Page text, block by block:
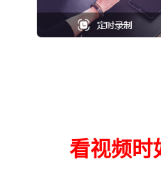
看视频时